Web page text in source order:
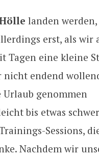
landen werden,
erst, als wir
Tagen eine kleine
nicht endend
Urlaub genommen
bis etwas
Sessions,
Nachdem wir